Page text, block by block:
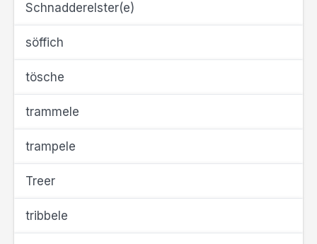
Schnadderelster(e)
söffich
tösche
trammele
trampele
Treer
tribbele